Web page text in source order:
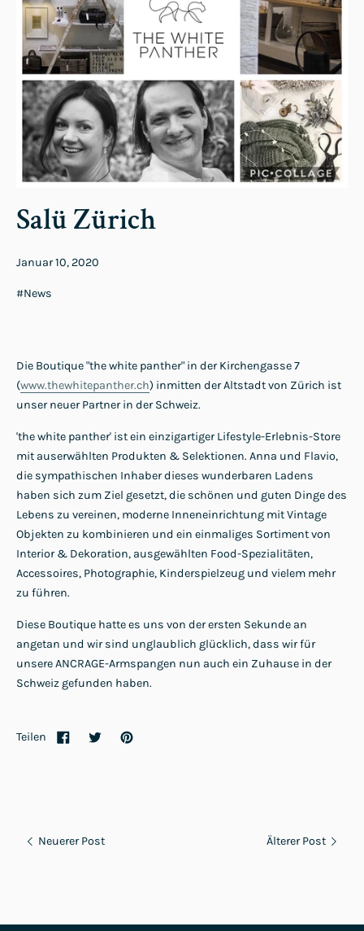
Salü Zürich
Januar 10, 2020
#News
Die Boutique "the white panther" in der Kirchengasse 7
(www.thewhitepanther.ch) inmitten der Altstadt von Zürich ist
unser neuer Partner in der Schweiz.
'the white panther' ist ein einzigartiger Lifestyle-Erlebnis-Store
mit auserwählten Produkten & Selektionen. Anna und Flavio,
die sympathischen Inhaber dieses wunderbaren Ladens
haben sich zum Ziel gesetzt, die schönen und guten Dinge des
Lebens zu vereinen, moderne Inneneinrichtung mit Vintage
Objekten zu kombinieren und ein einmaliges Sortiment von
Interior & Dekoration, ausgewählten Food-Spezialitäten,
Accessoires, Photographie, Kinderspielzeug und vielem mehr
zu führen.
Diese Boutique hatte es uns von der ersten Sekunde an
angetan und wir sind unglaublich glücklich, dass wir für
unsere ANCRAGE-Armspangen nun auch ein Zuhause in der
Schweiz gefunden haben.
Teilen
Neuerer Post Älterer Post